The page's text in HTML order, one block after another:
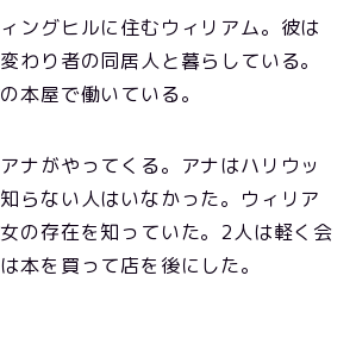
ングヒルに住むウィリアム。彼は
わり者の同居人と暮らしている。
本屋で働いている。
ナがやってくる。アナはハリウッ
らない人はいなかった。ウィリア
の存在を知っていた。2人は軽く会
本を買って店を後にした。